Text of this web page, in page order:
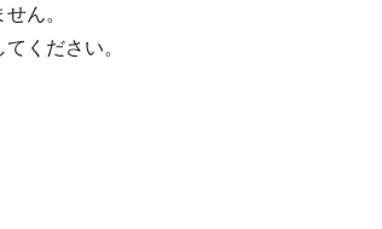
ん。
ください。